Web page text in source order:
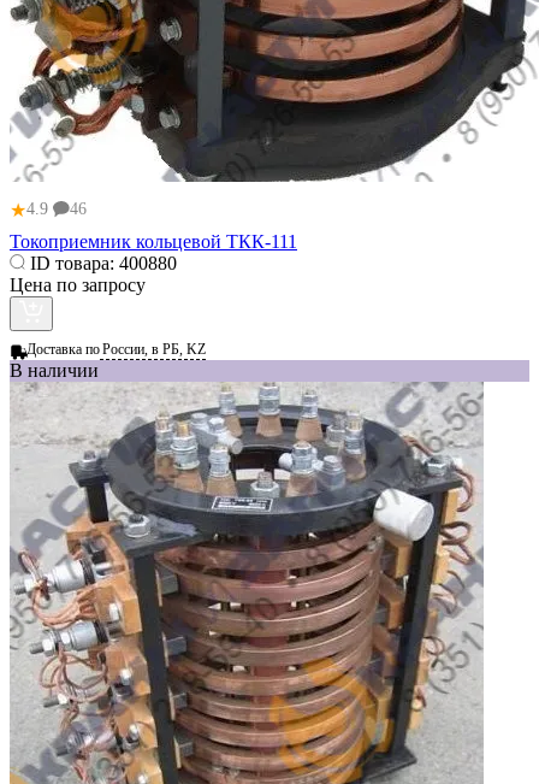
★4.9 46
Токоприемник кольцевой ТКК-111
ID товара: 400880
Цена по запросу
Доставка поРоссии, в РБ, KZ
В наличии